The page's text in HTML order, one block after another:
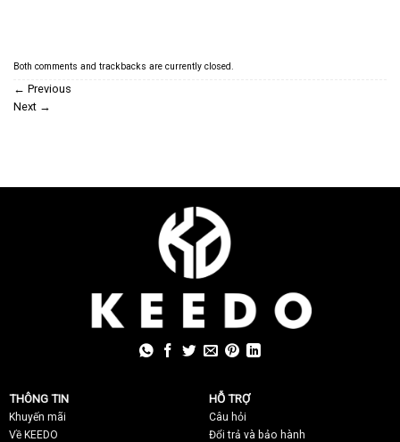
Both comments and trackbacks are currently closed.
← Previous
Next →
THÔNG TIN
Khuyến mãi
Về KEEDO
HỖ TRỢ
Câu hỏi
Đổi trả và bảo hành